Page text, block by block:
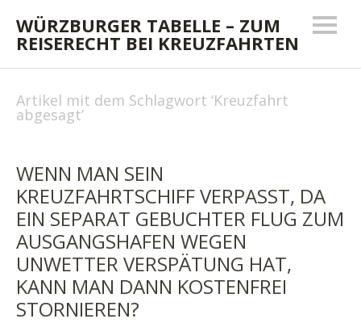
WÜRZBURGER TABELLE – ZUM
REISERECHT BEI KREUZFAHRTEN
Artikel mit dem Schlagwort ‘Kreuzfahrt
abgesagt’
WENN MAN SEIN
KREUZFAHRTSCHIFF VERPASST, DA
EIN SEPARAT GEBUCHTER FLUG ZUM
AUSGANGSHAFEN WEGEN
UNWETTER VERSPÄTUNG HAT,
KANN MAN DANN KOSTENFREI
STORNIEREN?